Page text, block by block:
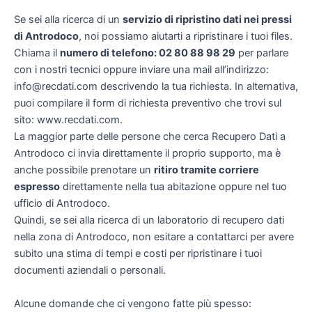
Se sei alla ricerca di un servizio di ripristino dati nei pressi
di Antrodoco, noi possiamo aiutarti a ripristinare i tuoi files.
Chiama il numero di telefono: 02 80 88 98 29 per parlare
con i nostri tecnici oppure inviare una mail all’indirizzo:
info@recdati.com descrivendo la tua richiesta. In alternativa,
puoi compilare il form di richiesta preventivo che trovi sul
sito: www.recdati.com.
La maggior parte delle persone che cerca Recupero Dati a
Antrodoco ci invia direttamente il proprio supporto, ma è
anche possibile prenotare un ritiro tramite corriere
espresso direttamente nella tua abitazione oppure nel tuo
ufficio di Antrodoco.
Quindi, se sei alla ricerca di un laboratorio di recupero dati
nella zona di Antrodoco, non esitare a contattarci per avere
subito una stima di tempi e costi per ripristinare i tuoi
documenti aziendali o personali.
Alcune domande che ci vengono fatte più spesso: